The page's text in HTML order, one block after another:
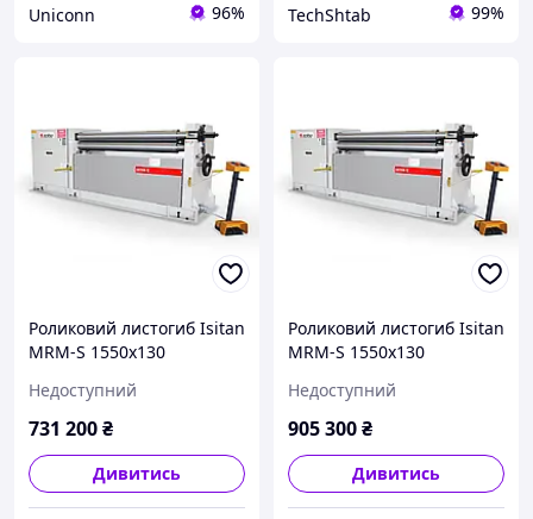
Uniconn 96% TechShtab 99%
Роликовий листогиб Isitan
MRM-S 1550x130
Недоступний
731 200₴
Дивитись
Роликовий листогиб Isitan
MRM-S 1550x130
Недоступний
905 300₴
Дивитись